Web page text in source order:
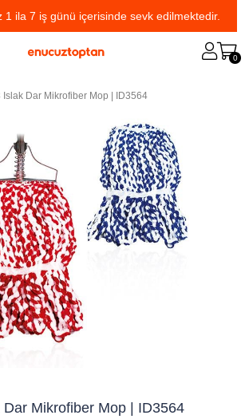
1 ila 7 iş günü içerisinde sevk edilmektedir.
0
Islak Dar Mikrofiber Mop | ID3564
Mikrofiber Mop | ID3564